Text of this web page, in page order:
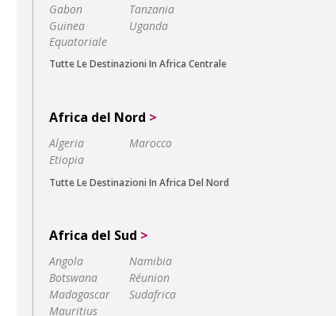
Gabon
Guinea
Equatoriale
Tanzania
Uganda
Tutte Le Destinazioni In Africa Centrale
Africa del Nord >
Algeria
Etiopia
Marocco
Tutte Le Destinazioni In Africa Del Nord
Africa del Sud >
Angola
Botswana
Madagascar
Mauritius
Namibia
Réunion
Sudafrica